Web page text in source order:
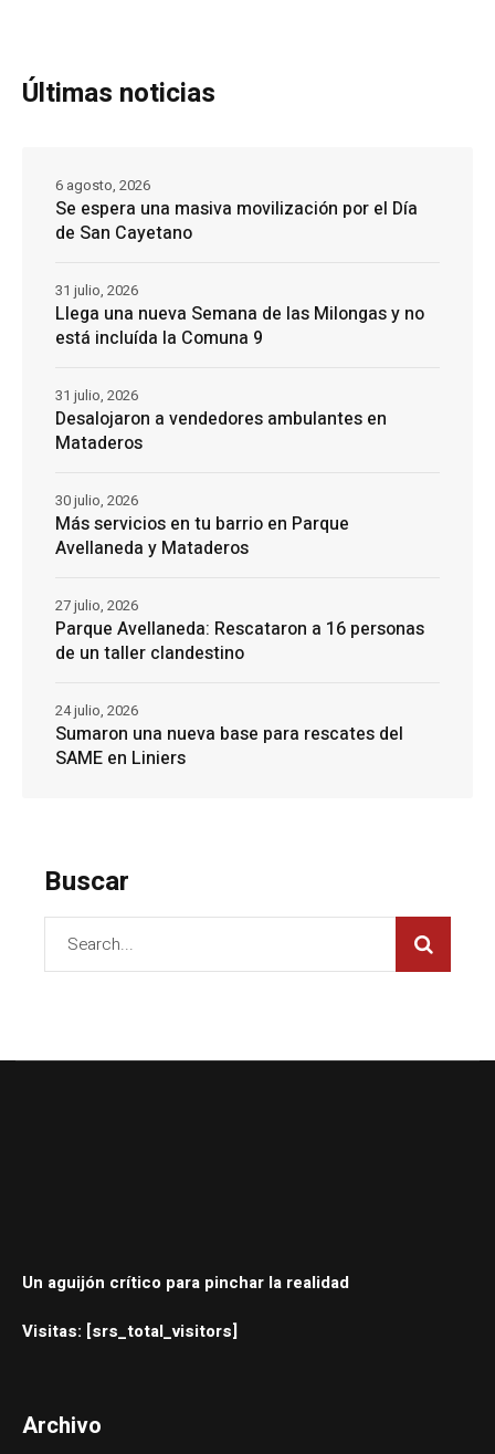
Últimas noticias
Se espera una masiva movilización por el Día
de San Cayetano
6 agosto, 2026
Llega una nueva Semana de las Milongas y no
está incluída la Comuna 9
31 julio, 2026
Desalojaron a vendedores ambulantes en
Mataderos
31 julio, 2026
Más servicios en tu barrio en Parque
Avellaneda y Mataderos
30 julio, 2026
Parque Avellaneda: Rescataron a 16 personas
de un taller clandestino
27 julio, 2026
Sumaron una nueva base para rescates del
SAME en Liniers
24 julio, 2026
Buscar
Un aguijón crítico para pinchar la realidad
Visitas: [srs_total_visitors]
Archivo